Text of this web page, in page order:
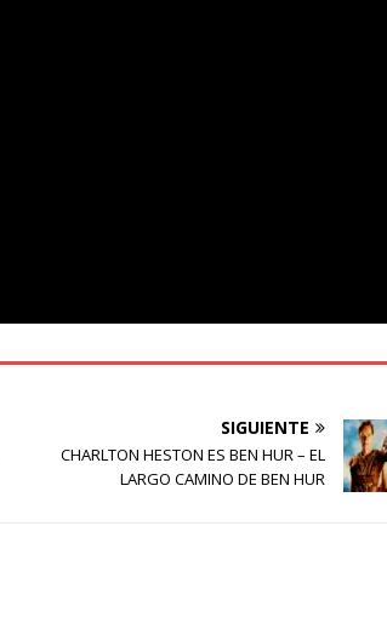
SIGUIENTE
CHARLTON HESTON ES BEN HUR – EL
LARGO CAMINO DE BEN HUR